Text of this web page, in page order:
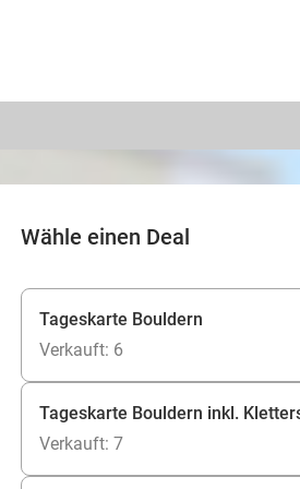
Wähle einen Deal
Tageskarte Bouldern
Verkauft: 6
Tageskarte Bouldern inkl.
Verkauft: 7